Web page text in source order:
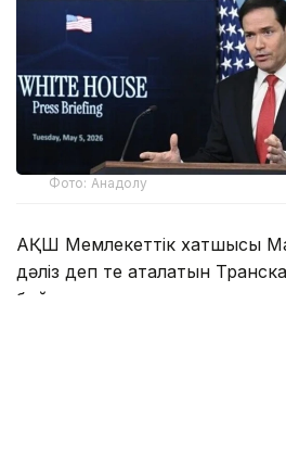
Фото: Анадолу
АҚШ Мемлекеттік хатшысы
дәліз деп те аталатын
бойындағы жеке сектор